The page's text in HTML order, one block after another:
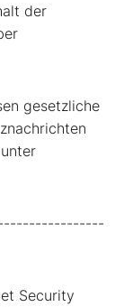
der
gesetzliche
Security